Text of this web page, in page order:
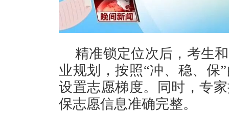
精准锁定位次后，考生
业规划，按照“冲、稳、保
设置志愿梯度。同时，专
保志愿信息准确完整。